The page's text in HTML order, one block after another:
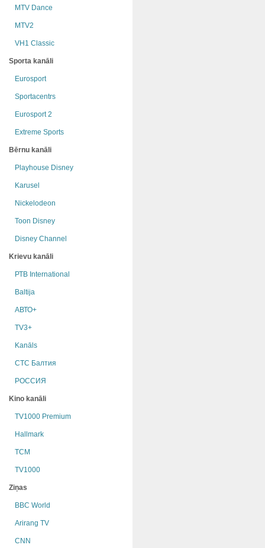
MTV Dance
MTV2
VH1 Classic
Sporta kanāli
Eurosport
Sportacentrs
Eurosport 2
Extreme Sports
Bērnu kanāli
Playhouse Disney
Karusel
Nickelodeon
Toon Disney
Disney Channel
Krievu kanāli
РТB International
Baltija
АВТО+
TV3+
Kanāls
СТС Балтия
РОССИЯ
Kino kanāli
TV1000 Premium
Hallmark
TCM
TV1000
Ziņas
BBC World
Arirang TV
CNN